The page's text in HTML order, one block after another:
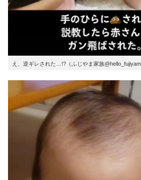
え、逆ギレされた…!?（ふじやま家族